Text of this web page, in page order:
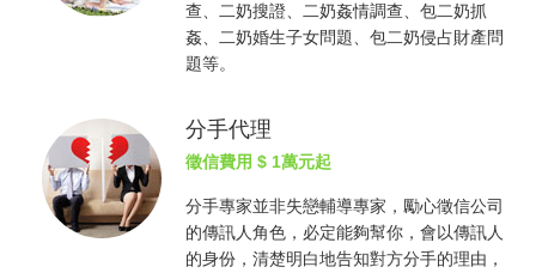
查、二奶搜證、二奶姦情調查、包二奶抓
姦、二奶婚生子女問題、包二奶侵占財產問
題等。
分手代理
徵信費用 $ 1萬元起
分手專家並非失戀輔導專家，勵心徵信公司
的傳訊人角色，必定能夠幫你，會以傳訊人
的身份，清楚明白地告知對方分手的理由，